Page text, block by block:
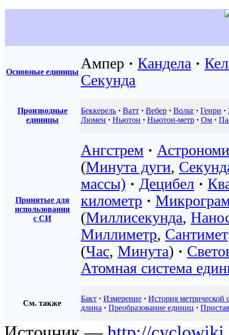
Основные единицы
Ампер · Кандела ·
Секунда
Производные
единицы
Беккерель · Ватт · Вебер · Вольт · Генри ·
Люмен · Ньютон · Ньютон-метр · Ом ·
Принятые для
использования
с СИ
Ангстрем ·
(Минута дуги,
массы) · Децибел ·
километр ·
(Миллисекунда,
Миллиметр,
(Час, Минута) ·
Атомная система
См. также
Бакт · Измерение · История метрической
длина · Преобразование единиц ·